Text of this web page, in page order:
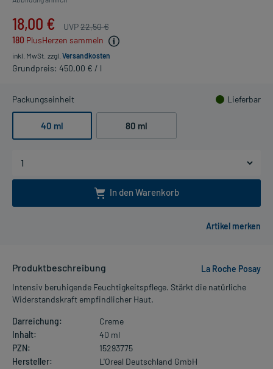
18,00 € UVP22,50 €
180 PlusHerzen sammeln
inkl. MwSt. zzgl. Versandkosten
Grundpreis: 450,00 € / l
Packungseinheit Lieferbar
40 ml 80 ml
In den Warenkorb
Produktbeschreibung
La Roche Posay
Intensiv beruhigende Feuchtigkeitspflege. Stärkt die natürliche
Widerstandskraft empfindlicher Haut.
Darreichung:
Creme
Inhalt:
40 ml
PZN:
15293775
Hersteller:
L'Oreal Deutschland GmbH